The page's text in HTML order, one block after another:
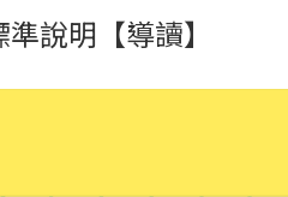
說明【導讀】